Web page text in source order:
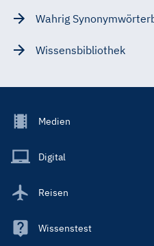
Wahrig
Wissensbibliothek
Footer
Main
Medien
Digital
Reisen
Wissenstest